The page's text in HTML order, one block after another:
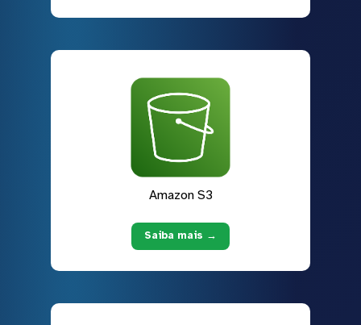
Amazon S3
Saiba mais →